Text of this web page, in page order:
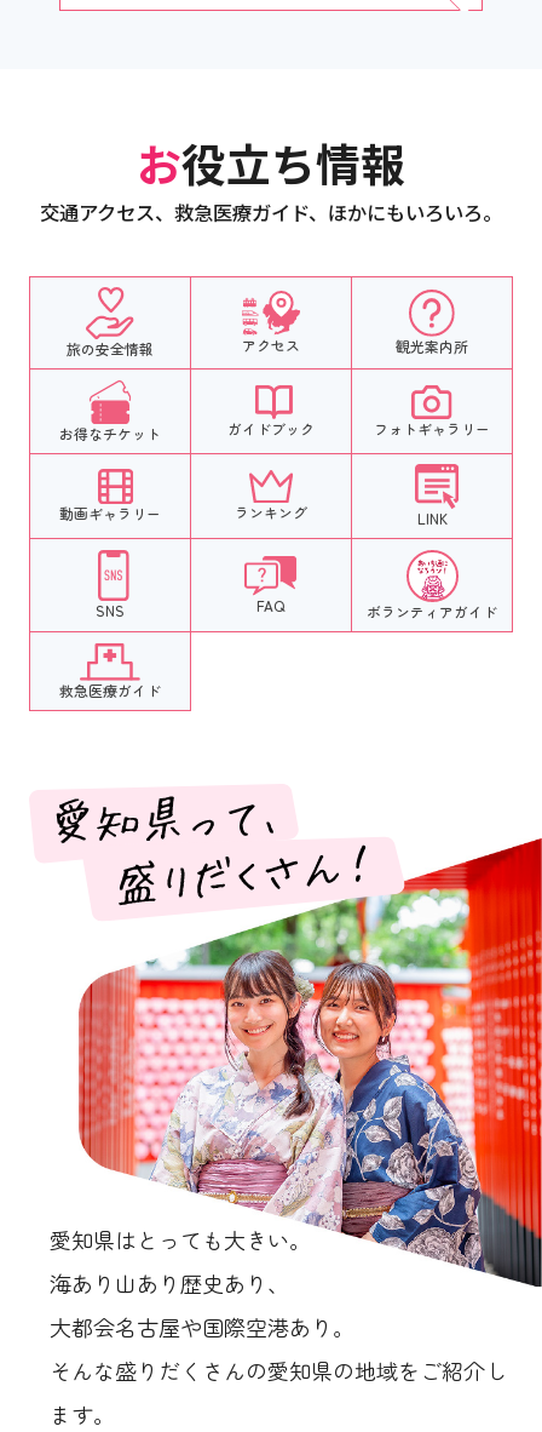
お役立ち情報
交通アクセス、救急医療ガイド、ほかにもいろいろ。
旅の安全情報 アクセス 観光案内所
お得なチケット ガイドブック フォトギャラリー
動画ギャラリー ランキング LINK
SNS FAQ ボランティア ガイド
救急医療ガイド
愛知県はとっても大きい。
海あり山あり歴史あり、
大都会名古屋や国際空港あり。
そんな盛りだくさんの愛知県の地域をご紹介し
ます。